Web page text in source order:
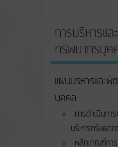
การบริหารแ
ทรัพยากรบุค
แผนบริหารและ
บุคคล
การดำเนินกา
บริหารทรัพยา
หลักเกณฑ์กา